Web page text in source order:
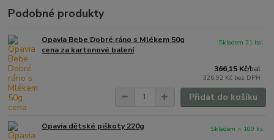
Podobné produkty
Opavia Bebe Dobré ráno s Mlékem 50g
cena za kartonové balení
366,15 Kč/bal
326,92 Kč bez DPH
Skladem 21 bal
Přidat do košíku
Opavia dětské piškoty 220g
Skladem > 100 ks